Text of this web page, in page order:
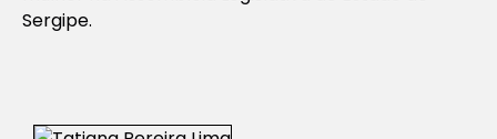
Sergipe.